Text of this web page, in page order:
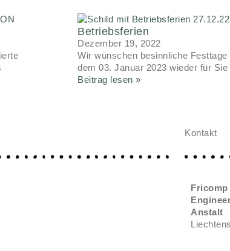
Betriebsferien
Dezember 19, 2022
Wir wünschen besinnliche Festtage
dem 03. Januar 2023 wieder für Sie
Beitrag lesen »
Kontakt
Fricomp
Anstalt